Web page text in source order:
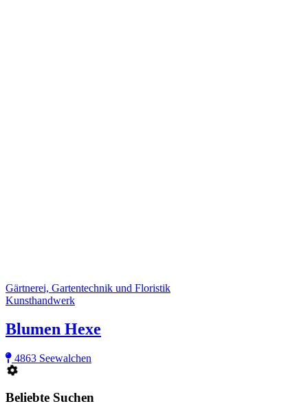
Gärtnerei, Gartentechnik und Floristik
Kunsthandwerk
Blumen Hexe
4863 Seewalchen
Beliebte Suchen